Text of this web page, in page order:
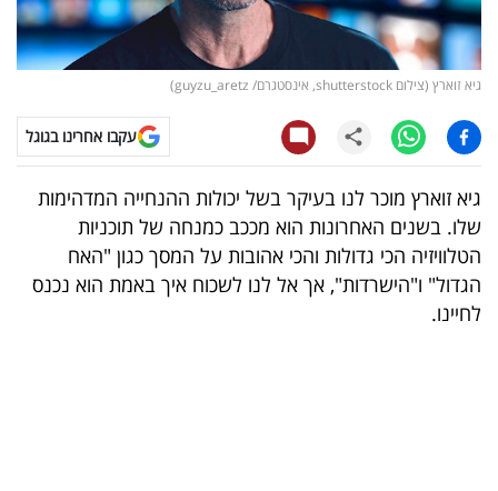
קריפטו
ויראלי
טלוויזיה
עסקי
ספורט
קריירה
ולימודים
גיא זוארץ (צילום shutterstock, אינסטגרם/ guyzu_aretz)
עקבו אחרינו בגוגל
גיא זוארץ מוכר לנו בעיקר בשל יכולות ההנחייה המדהימות
שלו. בשנים האחרונות הוא מככב כמנחה של תוכניות
הטלוויזיה הכי גדולות והכי אהובות על המסך כגון "האח
הגדול" ו"הישרדות", אך אל לנו לשכוח איך באמת הוא נכנס
לחיינו.